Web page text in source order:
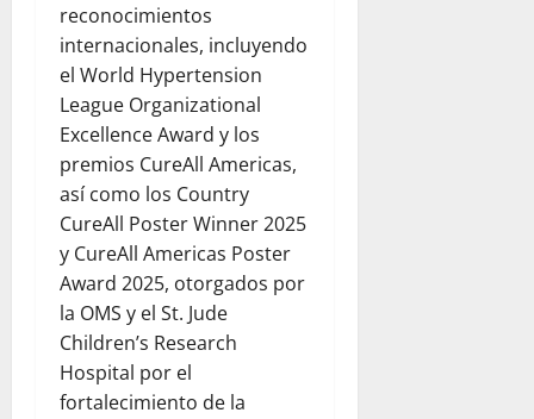
reconocimientos
internacionales, incluyendo
el World Hypertension
League Organizational
Excellence Award y los
premios CureAll Americas,
así como los Country
CureAll Poster Winner 2025
y CureAll Americas Poster
Award 2025, otorgados por
la OMS y el St. Jude
Children’s Research
Hospital por el
fortalecimiento de la